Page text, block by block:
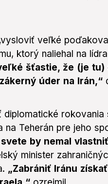
veľké
ktorý naliehal na
šťastie, že (je
úder na Irán,“
na Teherán pre jeho
by nemal
minister
„Zabrániť Iránu